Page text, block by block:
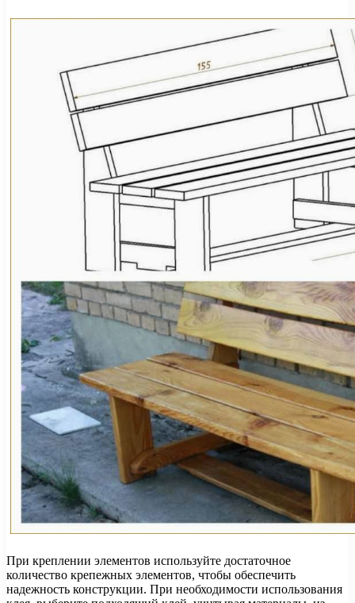
При креплении элементов используйте достаточное
количество крепежных элементов, чтобы обеспечить
надежность конструкции. При необходимости использования